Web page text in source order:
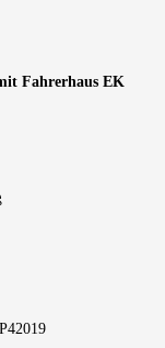
Fahrerhaus EK